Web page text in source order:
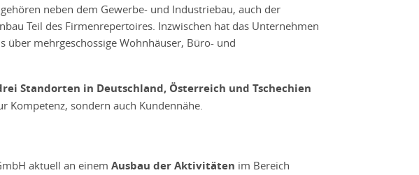
neben dem Gewerbe- und Industriebau, auch der
Teil des Firmenrepertoires. Inzwischen hat das Unternehmen
mehrgeschossige Wohnhäuser, Büro- und
Standorten in Deutschland, Österreich und Tschechien
Kompetenz, sondern auch Kundennähe.
aktuell an einem Ausbau der Aktivitäten im Bereich